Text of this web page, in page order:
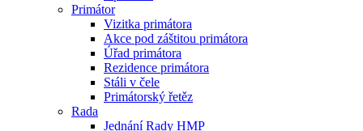
Primátor
Vizitka primátora
Akce pod záštitou primátora
Úřad primátora
Rezidence primátora
Stáli v čele
Primátorský řetěz
Rada
Jednání Rady HMP